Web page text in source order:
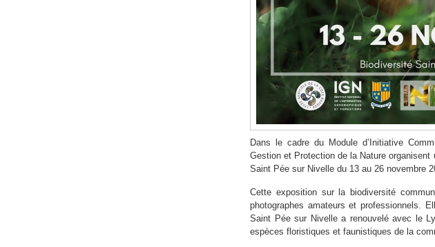
Dans le cadre du Module d’Initiative
Gestion et Protection de la Nature
Saint Pée sur Nivelle du 13 au 26 novembre
Cette exposition sur la biodiversité
photographes amateurs et professionnels.
Saint Pée sur Nivelle a renouvelé avec le
espèces floristiques et faunistiques de la